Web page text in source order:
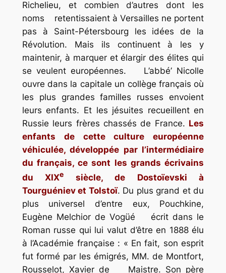
Richelieu, et combien d’autres dont les
noms retentissaient à Versailles ne portent
pas à Saint-Pétersbourg les idées de la
Révolution. Mais ils continuent à les y
maintenir, à marquer et élargir des élites qui
se veulent européennes. L’abbé’ Nicolle
ouvre dans la capitale un collège français où
les plus grandes familles russes envoient
leurs enfants. Et les jésuites recueillent en
Russie leurs frères chassés de France. Les
enfants de cette culture européenne
véhiculée, développée par l’intermédiaire
du français, ce sont les grands écrivains
du XIXe
siècle, de Dostoïevski à
Tourguéniev et Tolstoï. Du plus grand et du
plus universel d’entre eux, Pouchkine,
Eugène Melchior de Vogüé écrit dans le
Roman russe qui lui valut d’être en 1888 élu
à l’Académie française : « En fait, son esprit
fut formé par les émigrés, MM. de Montfort,
Rousselot, Xavier de Maistre. Son père